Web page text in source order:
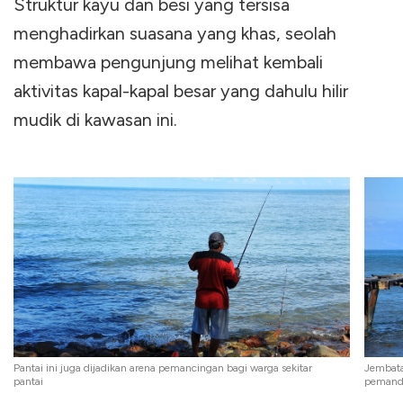
Struktur kayu dan besi yang tersisa
menghadirkan suasana yang khas, seolah
membawa pengunjung melihat kembali
aktivitas kapal-kapal besar yang dahulu hilir
mudik di kawasan ini.
Pantai ini juga dijadikan arena pemancingan bagi warga sekitar
pantai